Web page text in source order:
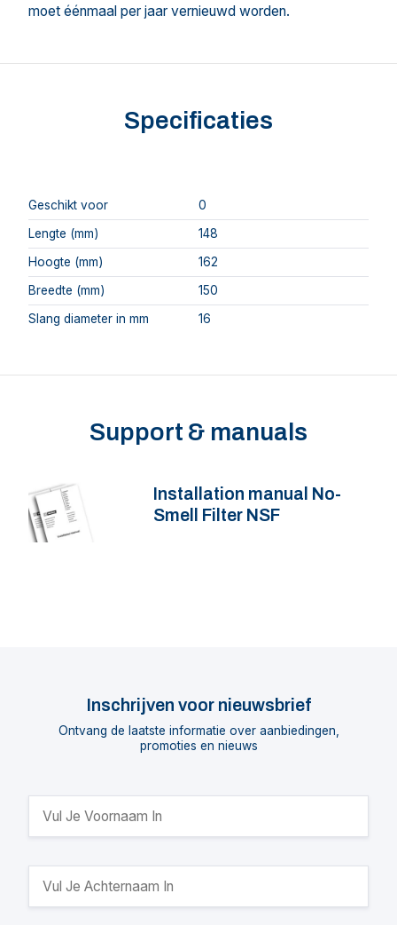
moet éénmaal per jaar vernieuwd worden.
Specificaties
Geschikt voor
0
Lengte (mm)
148
Hoogte (mm)
162
Breedte (mm)
150
Slang diameter in mm
16
Support & manuals
Installation manual No-
Smell Filter NSF
Inschrijven voor nieuwsbrief
Ontvang de laatste informatie over aanbiedingen,
promoties en nieuws